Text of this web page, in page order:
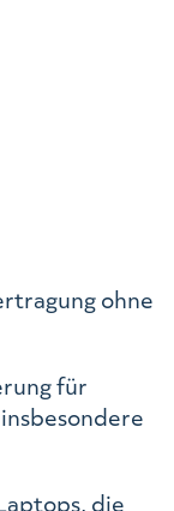
ohne
für
die